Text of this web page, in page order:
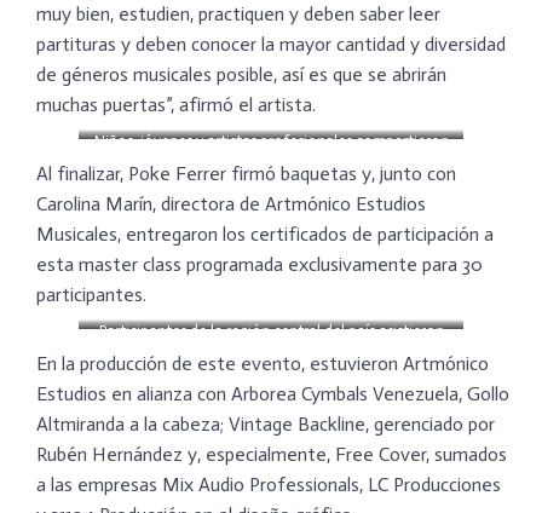
muy bien, estudien, practiquen y deben saber leer
partituras y deben conocer la mayor cantidad y diversidad
de géneros musicales posible, así es que se abrirán
muchas puertas”, afirmó el artista.
Niños, jóvenes y artistas profesionales compartieron
con Poke Ferrer
Al finalizar, Poke Ferrer firmó baquetas y, junto con
Carolina Marín, directora de Artmónico Estudios
Musicales, entregaron los certificados de participación a
esta master class programada exclusivamente para 30
participantes.
Participantes de la región central del país asistieron
En la producción de este evento, estuvieron Artmónico
Estudios en alianza con Arborea Cymbals Venezuela, Gollo
Altmiranda a la cabeza; Vintage Backline, gerenciado por
Rubén Hernández y, especialmente, Free Cover, sumados
a las empresas Mix Audio Professionals, LC Producciones